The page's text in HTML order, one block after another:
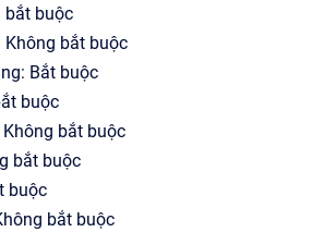
bắt buộc
Không bắt buộc
Bắt buộc
buộc
bắt buộc
bắt buộc
buộc
bắt buộc